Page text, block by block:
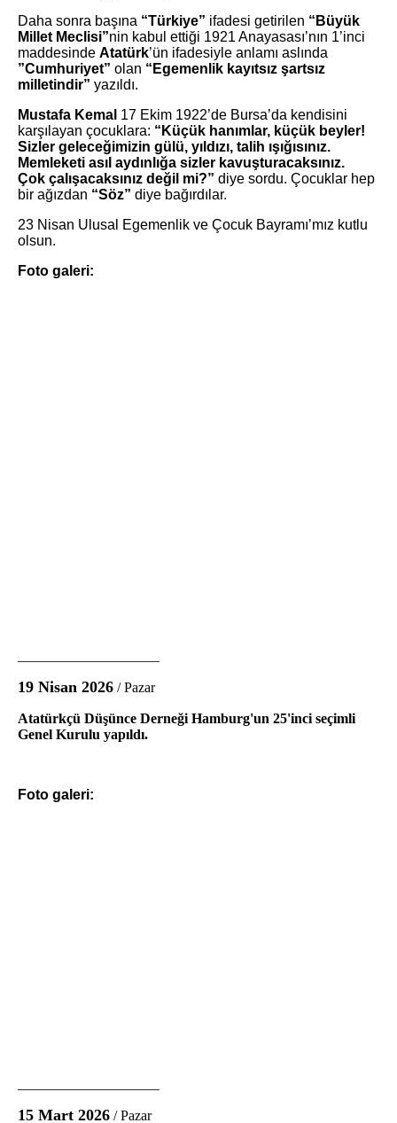
Daha sonra başına “Türkiye” ifadesi getirilen “Büyük
Millet Meclisi”nin kabul ettiği 1921 Anayasası’nın 1’inci
maddesinde Atatürk’ün ifadesiyle anlamı aslında
”Cumhuriyet” olan “Egemenlik kayıtsız şartsız
milletindir” yazıldı.
Mustafa Kemal 17 Ekim 1922’de Bursa’da kendisini
karşılayan çocuklara: “Küçük hanımlar, küçük beyler!
Sizler geleceğimizin gülü, yıldızı, talih ışığısınız.
Memleketi asıl aydınlığa sizler kavuşturacaksınız.
Çok çalışacaksınız değil mi?” diye sordu. Çocuklar hep
bir ağızdan “Söz” diye bağırdılar.
23 Nisan Ulusal Egemenlik ve Çocuk Bayramı’mız kutlu
olsun.
Foto galeri:
19 Nisan 2026 / Pazar
Atatürkçü Düşünce Derneği Hamburg'un 25'inci seçimli
Genel Kurulu yapıldı.
Foto galeri:
15 Mart 2026 / Pazar